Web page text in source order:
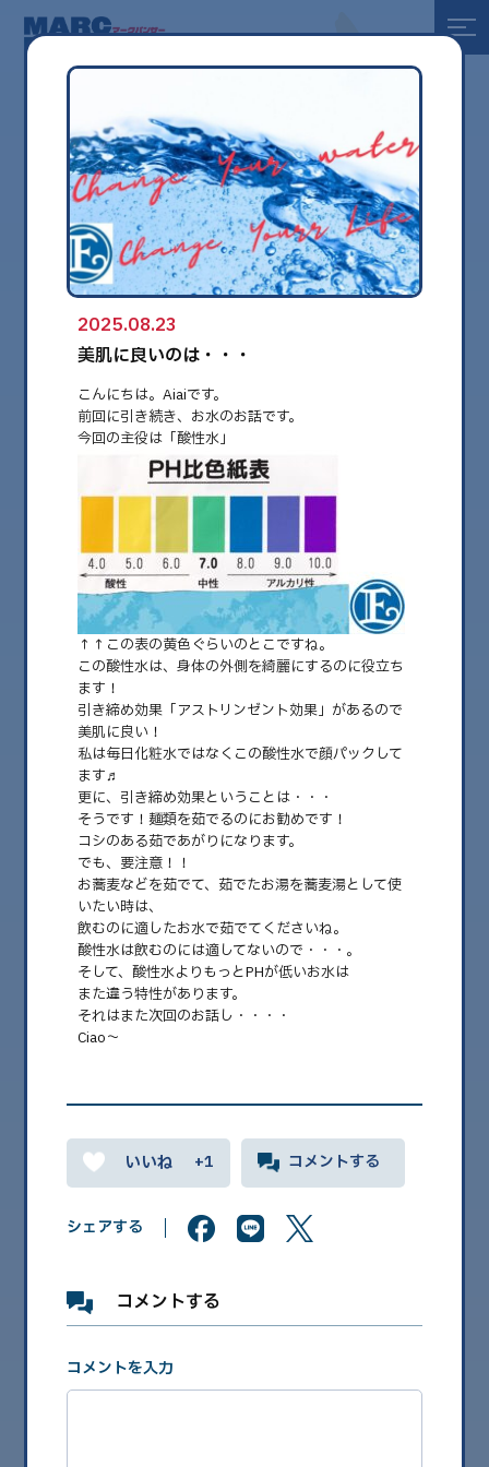
全て
健康
美容
環境
2025.08.23
美肌に良いのは・・・
こんにちは。Aiaiです。 前回に引き続き、お水のお話です。 今回の主役は
「酸性水」 ↑↑この表の黄……
2026.08
2026.05
2026.04
2026.02
2026.01
2025.12
2025.11
2025.08.23
美肌に良いのは・・・
こんにちは。Aiaiです。
前回に引き続き、お水のお話です。
今回の主役は「酸性水」
↑↑この表の黄色ぐらいのとこですね。
この酸性水は、身体の外側を綺麗にするのに役立ち
ます！
引き締め効果「アストリンゼント効果」があるので
美肌に良い！
私は毎日化粧水ではなくこの酸性水で顔パックして
ます♬
更に、引き締め効果ということは・・・
そうです！麺類を茹でるのにお勧めです！
コシのある茹であがりになります。
でも、要注意！！
お蕎麦などを茹でて、茹でたお湯を蕎麦湯として使
いたい時は、
飲むのに適したお水で茹でてくださいね。
酸性水は飲むのには適してないので・・・。
そして、酸性水よりもっとPHが低いお水は
また違う特性があります。
それはまた次回のお話し・・・・
Ciao～
+1 コメントする
シェアする
コメントする
コメントを入力